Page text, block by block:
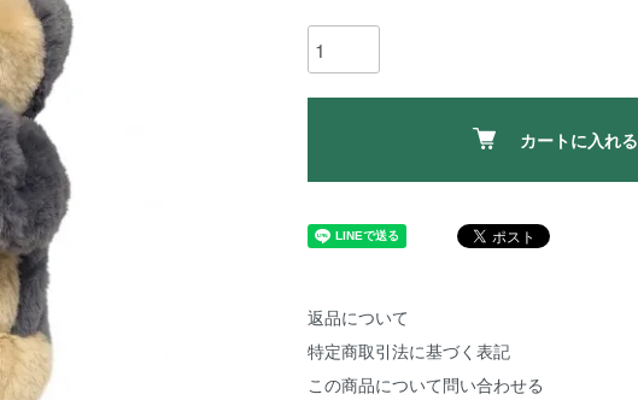
カートに入れる
返品について
特定商取引法に基づく表記
この商品について問い合わせる